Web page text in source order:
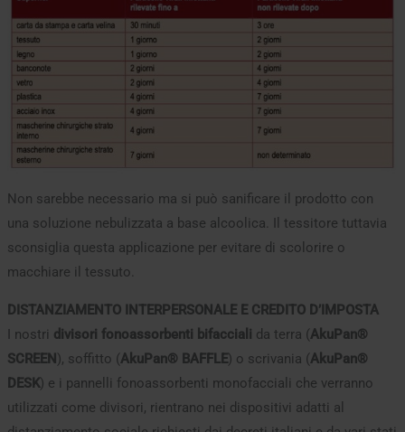
Non sarebbe necessario ma si può sanificare il prodotto con
una soluzione nebulizzata a base alcoolica. Il tessitore tuttavia
sconsiglia questa applicazione per evitare di scolorire o
macchiare il tessuto.
DISTANZIAMENTO INTERPERSONALE E CREDITO D’IMPOSTA
I nostri divisori fonoassorbenti bifacciali da terra (AkuPan®
SCREEN ), soffitto (AkuPan® BAFFLE) o scrivania (AkuPan®
DESK) e i pannelli fonoassorbenti monofacciali che verranno
utilizzati come divisori, rientrano nei dispositivi adatti al